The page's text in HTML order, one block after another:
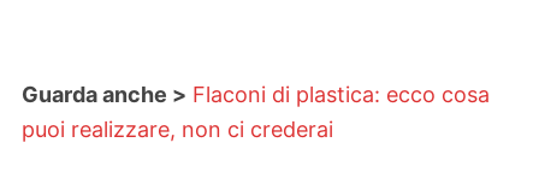
Guarda anche > Flaconi di plastica: ecco cosa
puoi realizzare, non ci crederai